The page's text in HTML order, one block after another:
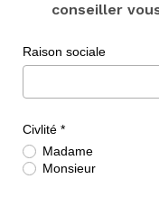
conseiller